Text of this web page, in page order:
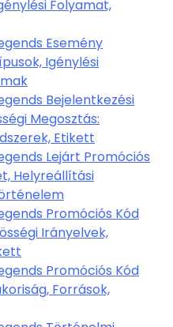
Folyamat,
Esemény
Igénylési
Bejelentkezési
Megosztás:
Etikett
Lejárt Promóciós
Helyreállítási
Promóciós Kód
Irányelvek,
Promóciós Kód
Források,